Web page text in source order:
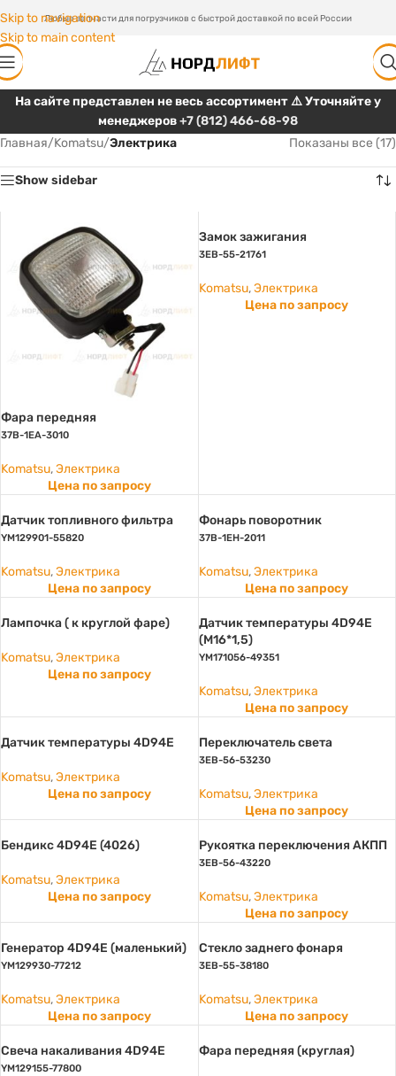
Skip to navigation
Skip to main content
Любые запчасти для погрузчиков с быстрой доставкой по всей России
На сайте представлен не весь ассортимент ⚠️ Уточняйте у
менеджеров+7 (812) 466-68-98
Главная/Komatsu/Электрика Показаны все (17)
Show sidebar
Фара передняя
37B-1EA-3010
Komatsu,Электрика
Цена по запросу
Замок зажигания
3EB-55-21761
Komatsu, Электрика
Цена по запросу
Датчик топливного фильтра
YM129901-55820
Komatsu,Электрика
Цена по запросу
Фонарь поворотник
37B-1EH-2011
Komatsu, Электрика
Цена по запросу
Лампочка ( к круглой фаре)
Komatsu,Электрика
Цена по запросу
Датчик температуры 4D94E
(М16*1,5)
YM171056-49351
Komatsu, Электрика
Цена по запросу
Датчик температуры 4D94E
Komatsu,Электрика
Цена по запросу
Переключатель света
3EB-56-53230
Komatsu, Электрика
Цена по запросу
Бендикс 4D94E (4026)
Komatsu,Электрика
Цена по запросу
Рукоятка переключения АКПП
3EB-56-43220
Komatsu, Электрика
Цена по запросу
Генератор 4D94E (маленький)
YM129930-77212
Komatsu,Электрика
Цена по запросу
Стекло заднего фонаря
3EB-55-38180
Komatsu, Электрика
Цена по запросу
Свеча накаливания 4D94E
YM129155-77800
Фара передняя (круглая)